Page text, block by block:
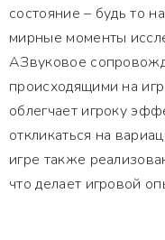
состояние – будь то
мирные моменты
АЗвуковое
происходящими на
облегчает игроку
откликаться на
игре также
что делает игровой